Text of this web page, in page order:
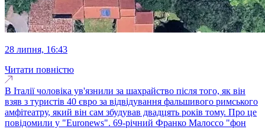
28 липня, 16:43
Читати повністю
В Італії чоловіка ув'язнили за шахрайство після того, як він
взяв з туристів 40 євро за відвідування фальшивого римського
амфітеатру, який він сам збудував двадцять років тому. Про це
повідомили у "Еuronews". 69-річний Франко Малоссо "фон